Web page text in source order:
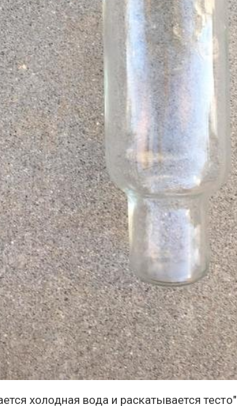
холодная вода и раскатывается тесто"